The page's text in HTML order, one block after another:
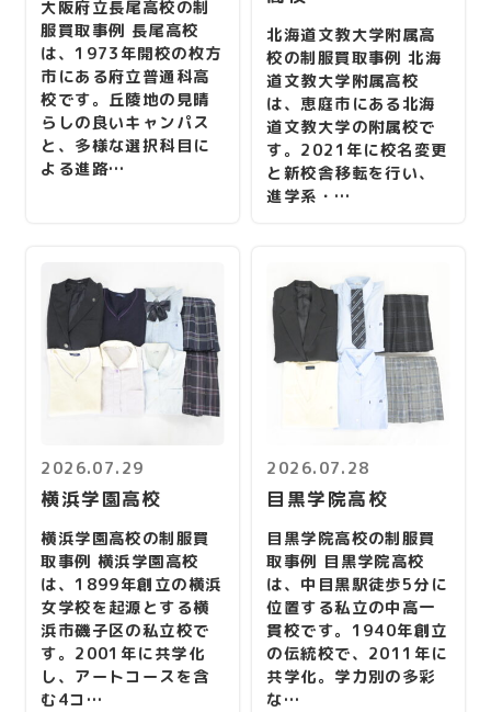
大阪府立長尾高校の制
服買取事例 長尾高校
は、1973年開校の枚方
市にある府立普通科高
校です。丘陵地の見晴
らしの良いキャンパス
と、多様な選択科目に
よる進路…
北海道文教大学附属高
校の制服買取事例 北海
道文教大学附属高校
は、恵庭市にある北海
道文教大学の附属校で
す。2021年に校名変更
と新校舎移転を行い、
進学系・…
2026.07.29
横浜学園高校
横浜学園高校の制服買
取事例 横浜学園高校
は、1899年創立の横浜
女学校を起源とする横
浜市磯子区の私立校で
す。2001年に共学化
し、アートコースを含
む4コ…
2026.07.28
目黒学院高校
目黒学院高校の制服買
取事例 目黒学院高校
は、中目黒駅徒歩5分に
位置する私立の中高一
貫校です。1940年創立
の伝統校で、2011年に
共学化。学力別の多彩
な…